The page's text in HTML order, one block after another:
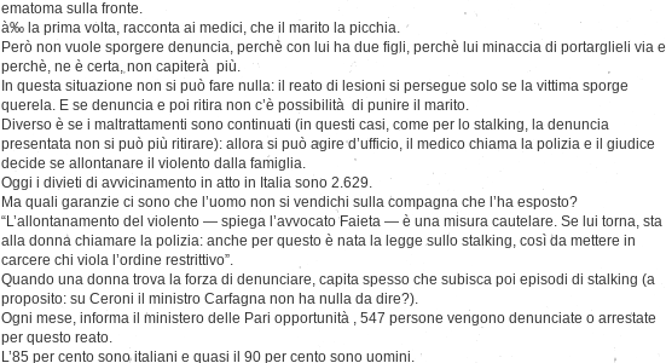
ematoma sulla fronte.
à‰ la prima volta, racconta ai medici, che il marito la picchia.
Però non vuole sporgere denuncia, perchè con lui ha due figli, perchè lui minaccia di portarglieli via e
perchè, ne è certa, non capiterà più.
In questa situazione non si può fare nulla: il reato di lesioni si persegue solo se la vittima sporge
querela. E se denuncia e poi ritira non c’è possibilità di punire il marito.
Diverso è se i maltrattamenti sono continuati (in questi casi, come per lo stalking, la denuncia
presentata non si può più ritirare): allora si può agire d’ufficio, il medico chiama la polizia e il giudice
decide se allontanare il violento dalla famiglia.
Oggi i divieti di avvicinamento in atto in Italia sono 2.629.
Ma quali garanzie ci sono che l’uomo non si vendichi sulla compagna che l’ha esposto?
“L’allontanamento del violento — spiega l’avvocato Faieta — è una misura cautelare. Se lui torna, sta
alla donna chiamare la polizia: anche per questo è nata la legge sullo stalking, così da mettere in
carcere chi viola l’ordine restrittivo”.
Quando una donna trova la forza di denunciare, capita spesso che subisca poi episodi di stalking (a
proposito: su Ceroni il ministro Carfagna non ha nulla da dire?).
Ogni mese, informa il ministero delle Pari opportunità , 547 persone vengono denunciate o arrestate
per questo reato.
L’85 per cento sono italiani e quasi il 90 per cento sono uomini.